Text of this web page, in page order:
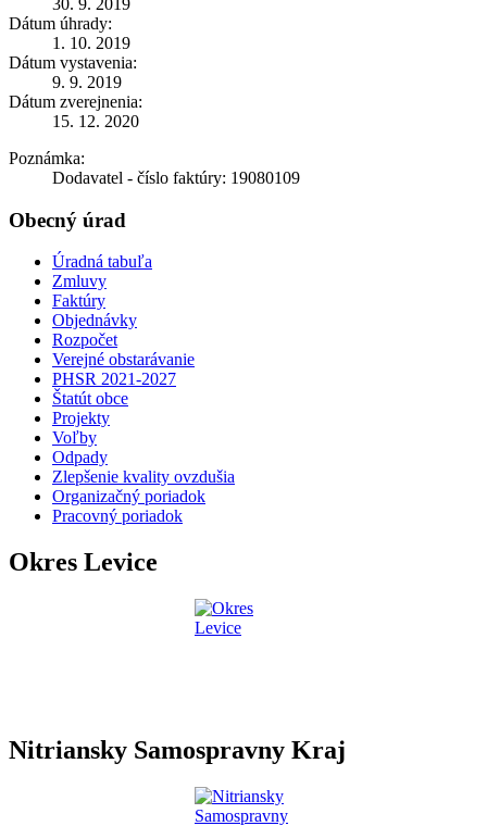
Dátum úhrady:
1. 10. 2019
Dátum vystavenia:
9. 9. 2019
Dátum zverejnenia:
15. 12. 2020
Poznámka:
Dodavatel - číslo faktúry: 19080109
Obecný úrad
Úradná tabuľa
Zmluvy
Faktúry
Objednávky
Rozpočet
Verejné obstarávanie
PHSR 2021-2027
Štatút obce
Projekty
Voľby
Odpady
Zlepšenie kvality ovzdušia
Organizačný poriadok
Pracovný poriadok
Okres Levice
Nitriansky Samospravny Kraj